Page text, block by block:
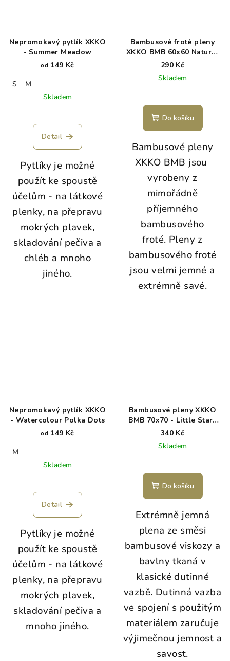
Nepromokavý pytlík XKKO
- Summer Meadow
od 149 Kč
S
M
Skladem
Detail
Pytlíky je možné
použít ke spoustě
účelům - na látkové
plenky, na přepravu
mokrých plavek,
skladování pečiva a
chléb a mnoho
jiného.
Bambusové froté pleny
XKKO BMB 60x60 Natural
2ks
290 Kč
Skladem
Do košíku
Bambusové pleny
XKKO BMB jsou
vyrobeny z
mimořádně
příjemného
bambusového
froté. Pleny z
bambusového froté
jsou velmi jemné a
extrémně savé.
Nepromokavý pytlík XKKO
- Watercolour Polka Dots
od 149 Kč
M
Skladem
Detail
Pytlíky je možné
použít ke spoustě
účelům - na látkové
plenky, na přepravu
mokrých plavek,
skladování pečiva a
mnoho jiného.
Bambusové pleny XKKO
BMB 70x70 - Little Stars
Lilac MIX 3ks
340 Kč
Skladem
Do košíku
Extrémně jemná
plena ze směsi
bambusové viskozy a
bavlny tkaná v
klasické dutinné
vazbě. Dutinná vazba
ve spojení s použitým
materiálem zaručuje
výjimečnou jemnost a
savost.